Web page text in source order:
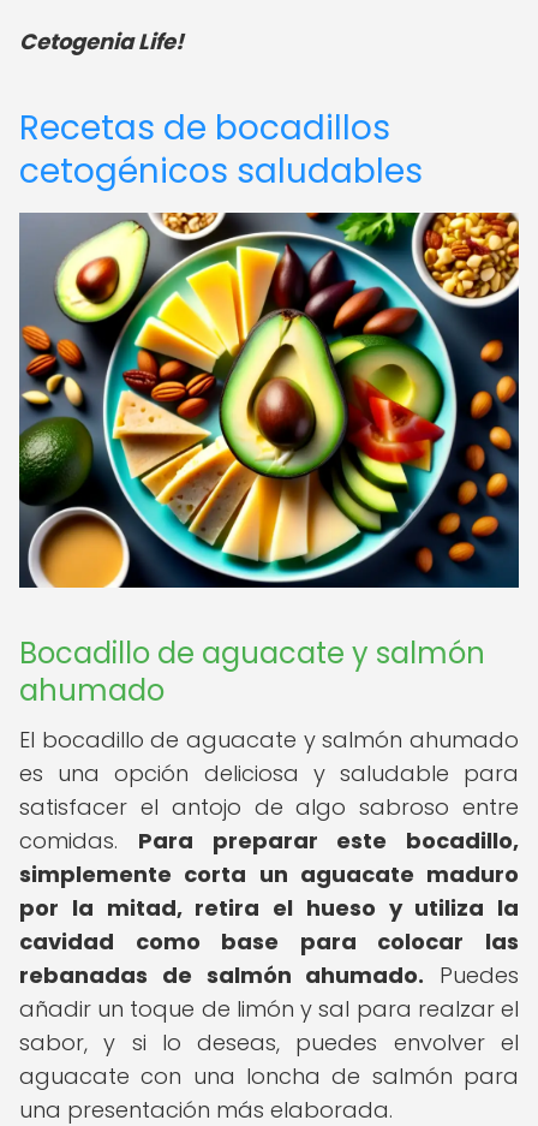
Cetogenia Life!
Recetas de bocadillos
cetogénicos saludables
Bocadillo de aguacate y salmón
ahumado
El bocadillo de aguacate y salmón ahumado
es una opción deliciosa y saludable para
satisfacer el antojo de algo sabroso entre
comidas. Para preparar este bocadillo,
simplemente corta un aguacate maduro
por la mitad, retira el hueso y utiliza la
cavidad como base para colocar las
rebanadas de salmón ahumado. Puedes
añadir un toque de limón y sal para realzar el
sabor, y si lo deseas, puedes envolver el
aguacate con una loncha de salmón para
una presentación más elaborada.